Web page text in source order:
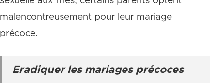
malencontreusement pour leur mariage
précoce.
Eradiquer les mariages précoces